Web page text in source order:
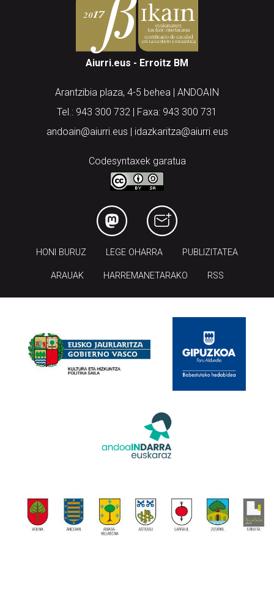
Aiurri.eus - Erroitz BM
Arantzibia plaza, 4-5 behea | ANDOAIN
Tel.: 943 300 732 | Faxa: 943 300 731
andoain@aiurri.eus | idazkaritza@aiurri.eus
Codesyntaxek garatua
HONI BURUZ LEGE OHARRA PUBLIZITATEA
ARAUAK HARREMANETARAKO RSS